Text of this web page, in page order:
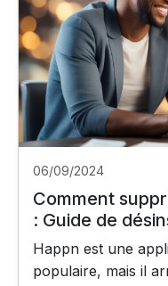
06/09/2024
Comment
: Guide de
Happn est une
populaire, mais il